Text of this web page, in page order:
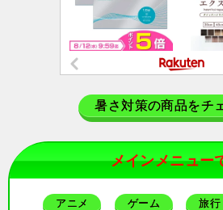
暑さ対策の商品をチ
メインメニュー
アニメ ゲーム 旅行